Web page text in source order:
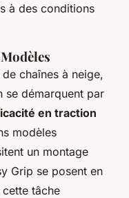
à des conditions
chaînes à neige,
se démarquent par
en traction
modèles
un montage
Grip se posent en
tâche